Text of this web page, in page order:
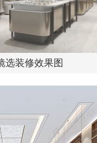
选装修效果图